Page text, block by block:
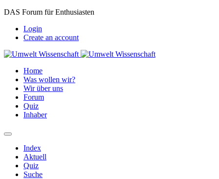
DAS Forum für Enthusiasten
Login
Create an account
Home
Was wollen wir?
Wir über uns
Forum
Quiz
Inhaber
Index
Aktuell
Quiz
Suche